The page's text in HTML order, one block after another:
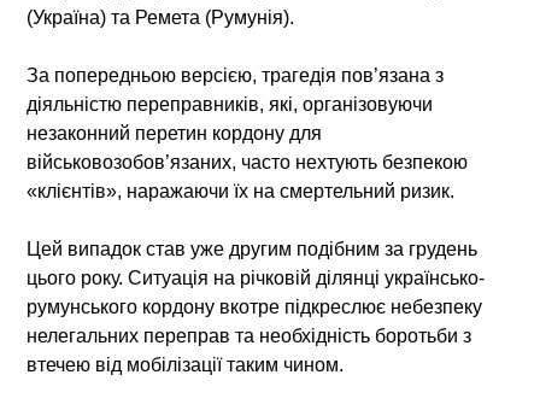
(Україна) та Ремета (Румунія).
За попередньою версією, трагедія пов’язана з
діяльністю переправників, які, організовуючи
незаконний перетин кордону для
військовозобов’язаних, часто нехтують безпекою
«клієнтів», наражаючи їх на смертельний ризик.
Цей випадок став уже другим подібним за грудень
цього року. Ситуація на річковій ділянці українсько-
румунського кордону вкотре підкреслює небезпеку
нелегальних переправ та необхідність боротьби з
втечею від мобілізації таким чином.